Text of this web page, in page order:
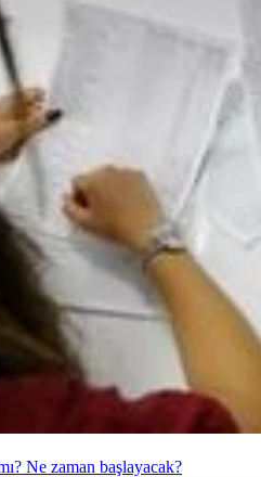
Ne zaman başlayacak?